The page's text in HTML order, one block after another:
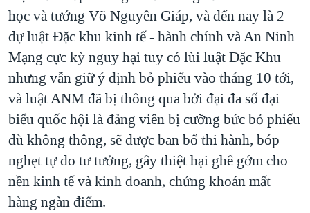
học và tướng Võ Nguyên Giáp, và đến nay là 2
dự luật Đặc khu kinh tế - hành chính và An Ninh
Mạng cực kỳ nguy hại tuy có lùi luật Đặc Khu
nhưng vẫn giữ ý định bỏ phiếu vào tháng 10 tới,
và luật ANM đã bị thông qua bởi đại đa số đại
biểu quốc hội là đảng viên bị cưỡng bức bỏ phiếu
dù không thông, sẽ được ban bố thi hành, bóp
nghẹt tự do tư tưởng, gây thiệt hại ghê gớm cho
nền kinh tế và kinh doanh, chứng khoán mất
hàng ngàn điểm.